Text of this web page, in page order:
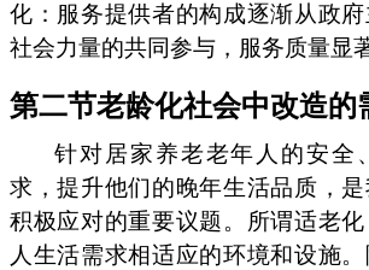
化：服务提供者的构成逐渐从政
社会力量的共同参与，服务质量显
第二节老龄化社会中改造的
针对居家养老老年人的安全
求，提升他们的晚年生活品质，
积极应对的重要议题。所谓适老
人生活需求相适应的环境和设施